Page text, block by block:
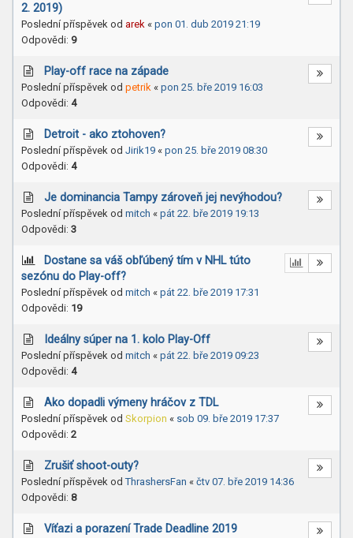
2. 2019)
Poslední příspěvek od arek « pon 01. dub 2019 21:19
Odpovědi: 9
Play-off race na západe
Poslední příspěvek od petrik « pon 25. bře 2019 16:03
Odpovědi: 4
Detroit - ako ztohoven?
Poslední příspěvek od Jirik19 « pon 25. bře 2019 08:30
Odpovědi: 4
Je dominancia Tampy zároveň jej nevýhodou?
Poslední příspěvek od mitch « pát 22. bře 2019 19:13
Odpovědi: 3
Dostane sa váš obľúbený tím v NHL túto
sezónu do Play-off?
Poslední příspěvek od mitch « pát 22. bře 2019 17:31
Odpovědi: 19
Ideálny súper na 1. kolo Play-Off
Poslední příspěvek od mitch « pát 22. bře 2019 09:23
Odpovědi: 4
Ako dopadli výmeny hráčov z TDL
Poslední příspěvek od Skorpion « sob 09. bře 2019 17:37
Odpovědi: 2
Zrušiť shoot-outy?
Poslední příspěvek odThrashersFan « čtv 07. bře 2019 14:36
Odpovědi: 8
Víťazi a porazení Trade Deadline 2019